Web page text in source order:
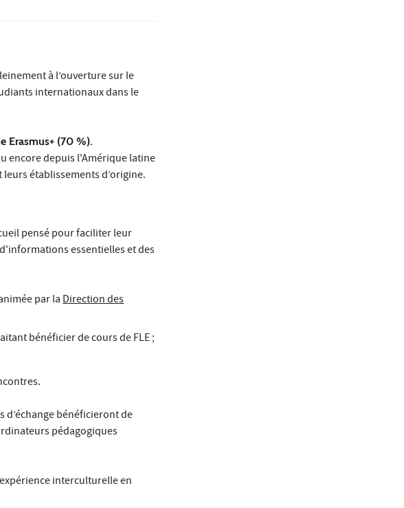
à l’ouverture sur le
internationaux dans le
Erasmus+ (70 %).
encore depuis l'Amérique latine
établissements d’origine.
pensé pour faciliter leur
essentielles et des
par laDirection des
bénéficier de cours de FLE ;
bénéficieront de
pédagogiques
interculturelle en